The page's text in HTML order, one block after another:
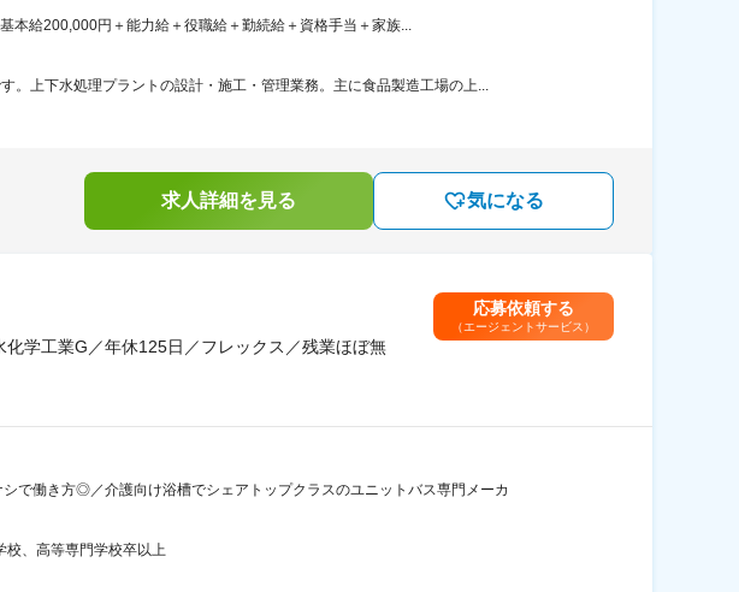
本給200,000円＋能力給＋役職給＋勤続給＋資格手当＋家族...
。上下水処理プラントの設計・施工・管理業務。主に食品製造工場の上...
求人詳細を見る 気になる
学工業G／年休125日／フレックス／残業ほぼ無
応募依頼する
（エージェントサービス）
で働き方◎／介護向け浴槽でシェアトップクラスのユニットバス専門メーカ
校、高等専門学校卒以上